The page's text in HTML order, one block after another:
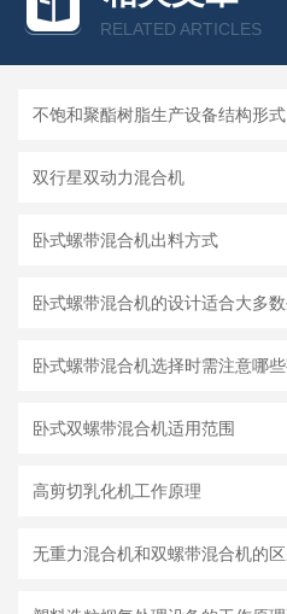
RELATED ARTICLES
不饱和聚酯树脂生产设备结构形式
双行星双动力混合机
卧式螺带混合机出料方式
卧式双螺带混合机适用范围
高剪切乳化机工作原理